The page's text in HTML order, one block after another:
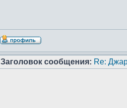
Заголовок сообщения: Re: